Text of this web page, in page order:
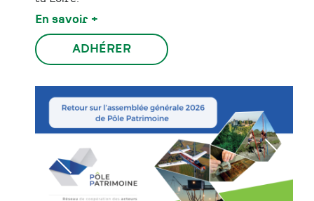
En savoir +
ADHÉRER